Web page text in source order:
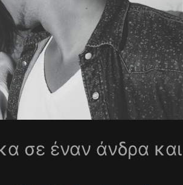
σε έναν άνδρα και